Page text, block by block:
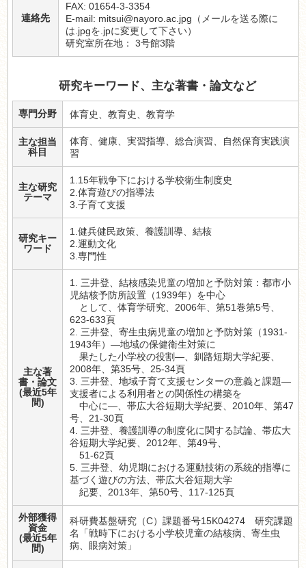
連絡先
FAX: 01654-3-3354
E-mail: mitsui@nayoro.ac.jpg（メールを送る際に
は.jpgを.jpに変更して下さい）
研究室所在地： 3号館3階
研究キーワード、主な著書・論文など
専門分野 体育史、教育史、教育学
主な担当
科目
体育、健康、実習指導、総合演習、自然保育実践演
習
主な研究
テーマ
1.15年戦争下における学校衛生制度史
2.体育遊びの指導法
3.子育て支援
研究キー
ワード
1.健兵健民政策、養護訓導、結核
2.運動文化
3.専門性
主な著
書・論文
(最近5年
間)
1. 三井登、結核感染児童の増加と予防対策：都市小
児結核予防所設置（1939年）を中心
として、体育学研究、2006年、第51巻第5号、
623-633頁
2. 三井登、寄生虫病児童の増加と予防対策（1931-
1943年）―地域の保健衛生対策に
果たした小学校の役割―、釧路短期大学紀要、
2008年、第35号、25-34頁
3. 三井登、地域子育て支援センターの意義と課題―
支援者による利用者との関係性の構築を
中心に―、帯広大谷短期大学紀要、2010年、第47
号、21-30頁
4. 三井登、養護訓導の制度化に関する試論、帯広大
谷短期大学紀要、2012年、第49号、
51-62頁
5. 三井登、幼児期における運動技術の系統的指導に
基づく遊びの方法、帯広大谷短期大学
紀要、2013年、第50号、117-125頁
外部獲得
資金
(最近5年
間)
科研費基盤研究（C）課題番号15K04274 研究課題
名「戦時下における小学校児童の結核病、寄生虫
病、眼病対策」